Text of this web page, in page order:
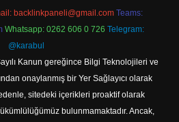
backlinkpaneli@gmail.com Teams:
Whatsapp: 0262 606 0 726 Telegram:
@karabul
Kanun gereğince Bilgi Teknolojileri ve
onaylanmış bir Yer Sağlayıcı olarak
sitedeki içerikleri proaktif olarak
bulunmamaktadır. Ancak,